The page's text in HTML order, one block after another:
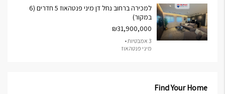
למכירה ברחוב נחל דן מיני פנטהאוז 5 חדרים (6
במקור)
₪31,900,000
3 אמבטיות •
מיני פנטהאוז
Find Your Home